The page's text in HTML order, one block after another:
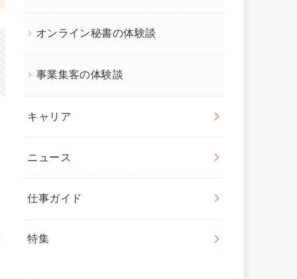
オンライン秘書の体験談
事業集客の体験談
キャリア
ニュース
仕事ガイド
特集